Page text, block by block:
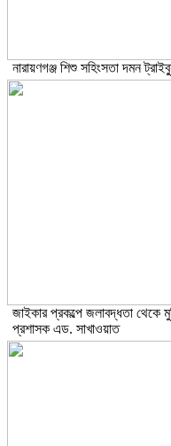
নারায়ণগঞ্জ শিশু সহিংসতা দমন
জাইকার প্রকল্পে জলাবদ্ধতা থেকে
প্রশাসক এড. সাখাওয়াত